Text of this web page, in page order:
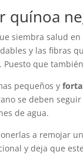
quínoa
siembra salud
y las fibras
que
pequeños y
se deben
de agua.
a remojar
y deja que